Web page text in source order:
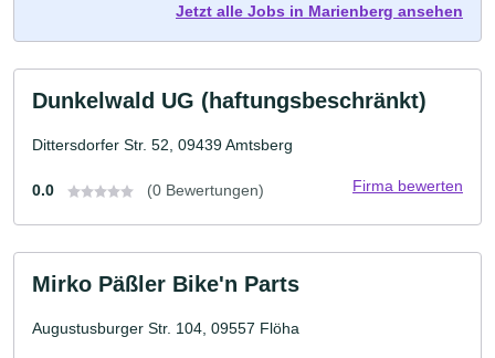
Jetzt alle Jobs in Marienberg ansehen
Dunkelwald UG (haftungsbeschränkt)
Dittersdorfer Str. 52, 09439 Amtsberg
0.0 (0 Bewertungen) Firma bewerten
Mirko Päßler Bike'n Parts
Augustusburger Str. 104, 09557 Flöha